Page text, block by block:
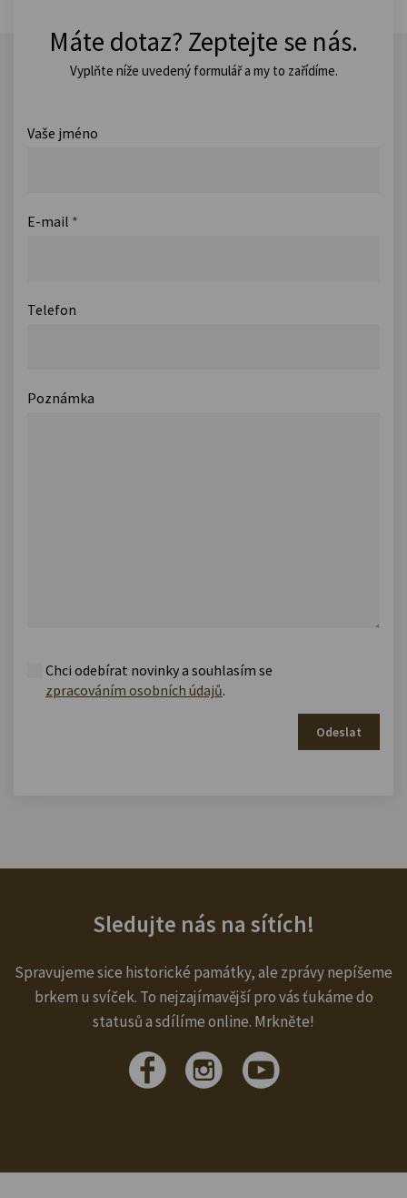
Máte dotaz? Zeptejte se nás.
Vyplňte níže uvedený formulář a my to zařídíme.
Vaše jméno
E-mail *
Telefon
Poznámka
Chci odebírat novinky a souhlasím se
zpracováním osobních údajů.
Odeslat
Sledujte nás na sítích!
Spravujeme sice historické památky, ale zprávy nepíšeme
brkem u svíček. To nejzajímavější pro vás ťukáme do
statusů a sdílíme online. Mrkněte!